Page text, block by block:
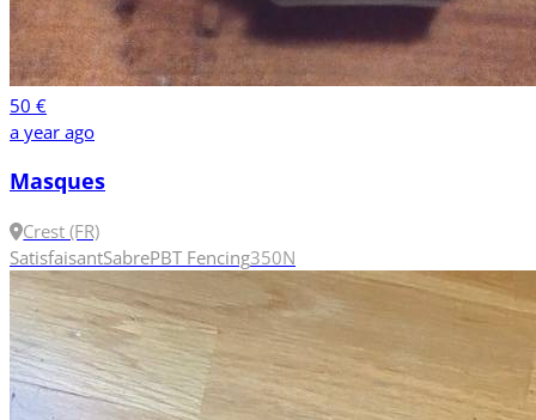
50 €
a year ago
Masques
Crest (FR)
SatisfaisantSabrePBT Fencing350N